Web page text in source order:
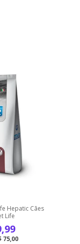
Hepatic Cães
Life
75,00